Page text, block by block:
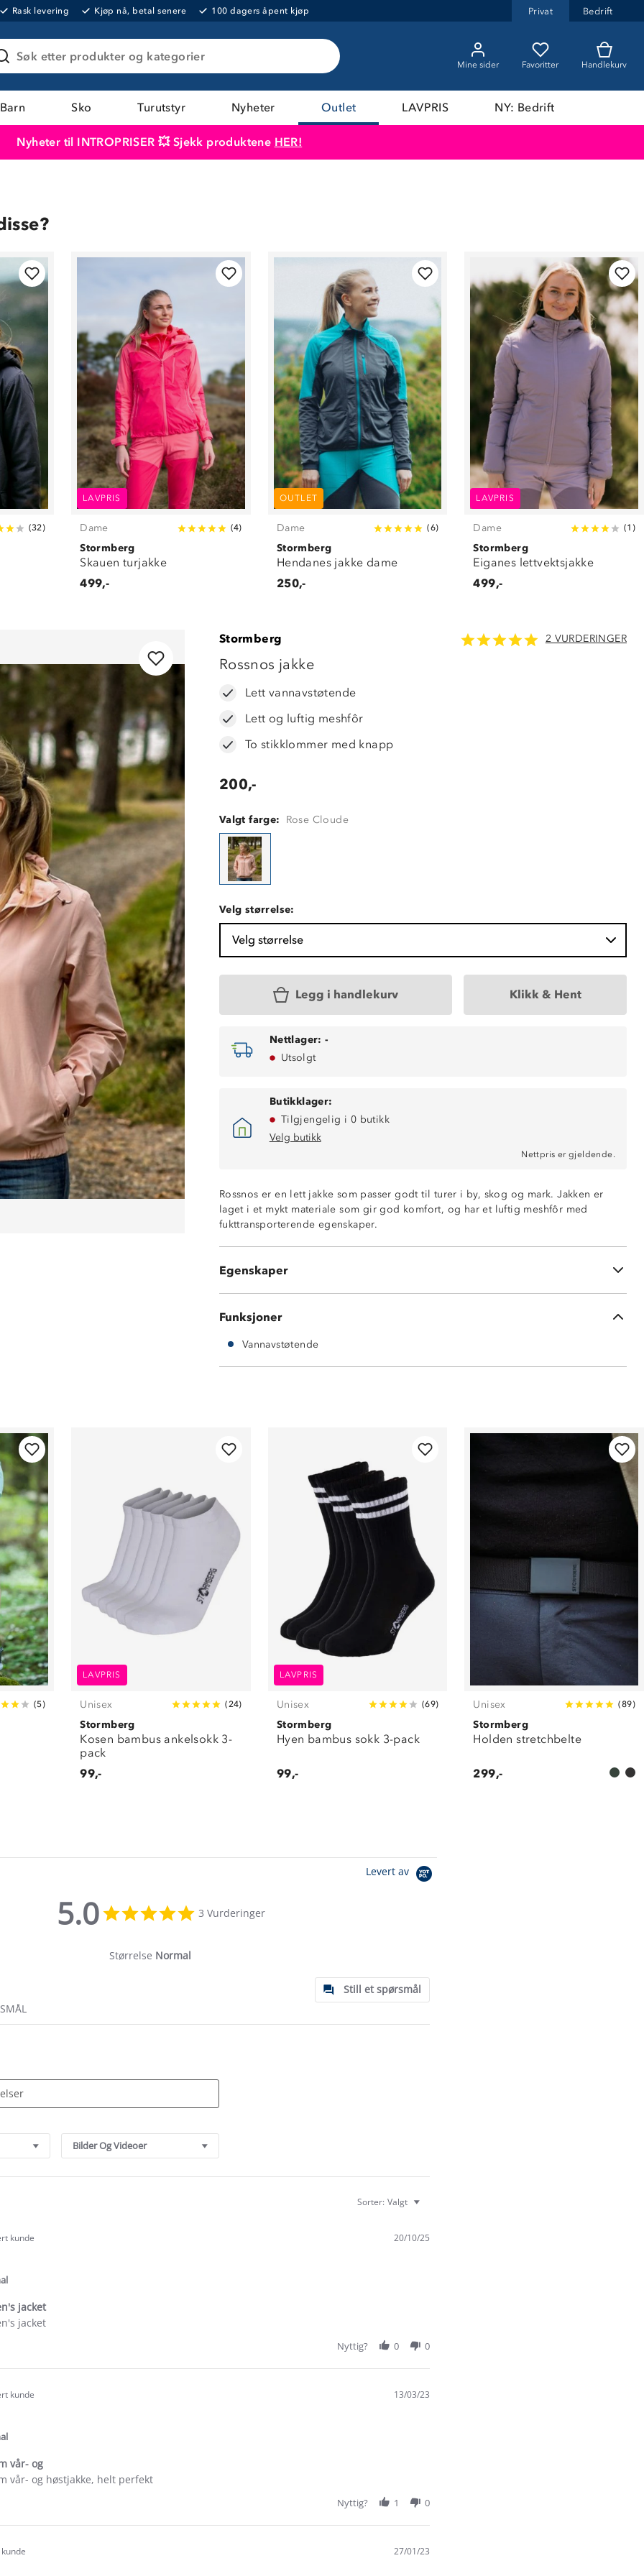
Rask levering Kjøp nå, betal senere 100 dagers åpent kjøp Privat Bedrift
Søk etter produkter og kategorier
Mine sider Favoritter Handlekurv
Barn Sko Turutstyr Nyheter Outlet LAVPRIS NY: Bedrift
Nyheter til INTROPRISER 💥 Sjekk produktene HER!
(32)
LAVPRIS
Dame (4)
Stormberg
Skauen turjakke
499,-
OUTLET
Dame (6)
Stormberg
Hendanes jakke dame
250,-
LAVPRIS
Dame (1 )
Stormberg
Eiganes lettvektsjakke
499,-
Stormberg 2 VURDERINGER
Rossnos jakke
Lett vannavstøtende
Lett og luftig meshfôr
To stikklommer med knapp
200,-
Valgt farge: Rose Cloude
Velg størrelse:
Velg størrelse
Legg i handlekurv Klikk & Hent
Nettlager: -
Utsolgt
Butikklager:
Tilgjengelig i 0 butikk
Velg butikk
Nettpris er gjeldende.
Rossnos er en lett jakke som passer godt til turer i by, skog og mark. Jakken er
laget i et mykt materiale som gir god komfort, og har et luftig meshfôr med
fukttransporterende egenskaper.
Egenskaper
Lett vannavstøtende
Lett og luftig meshfôr
To stikklommer med knapp
Borrelåsstramming nederst på ermene 65 % polyester og 35 % bomull
Funksjoner
Vannavstøtende
(5)
LAVPRIS
Unisex ( 24)
Stormberg
Kosen bambus ankelsokk 3-
pack
99,-
LAVPRIS
Unisex (69)
Stormberg
Hyen bambus sokk 3-pack
99,-
Unisex (89)
Stormberg
Holden stretchbelte
299,-
Levert av
5.0
star
3 Vurderinger
Størrelse Normal
Still et spørsmål
Bilder Og Videoer
Sorter: Valgt
kunde 20/10/25
jacket
jacket
Nyttig? 0 0
kunde 13/03/23
vår- og
vår- og høstjakke, helt perfekt
Nyttig? 1 0
27/01/23